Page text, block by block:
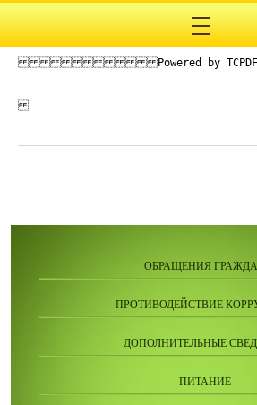
Powered by TCPDF
ОБРАЩЕНИЯ
ПРОТИВОДЕЙСТВИЕ
ДОПОЛНИТЕЛЬНЫЕ
ПИТАНИЕ